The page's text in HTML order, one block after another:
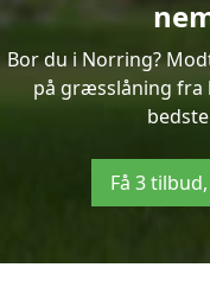
Bor du i Norring?
på græsslåning fra
Få 3